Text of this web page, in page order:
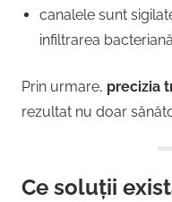
canalele sunt
infiltrarea
Prin urmare, precizia
rezultat nu doar
Ce soluții